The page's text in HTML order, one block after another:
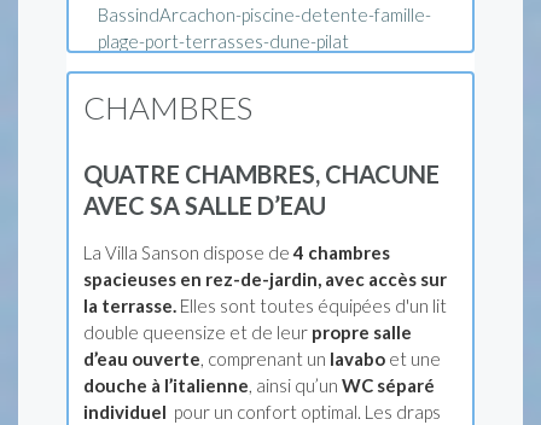
CHAMBRES
QUATRE CHAMBRES, CHACUNE
AVEC SA SALLE D’EAU
La Villa Sanson dispose de4 chambres
spacieuses en rez-de-jardin, avec accès sur
la terrasse. Elles sont toutes équipées d'un lit
double queensize et de leur propre salle
d’eau ouverte, comprenant un lavabo et une
douche à l’italienne, ainsi qu’un WC séparé
individuel pour un confort optimal. Les draps